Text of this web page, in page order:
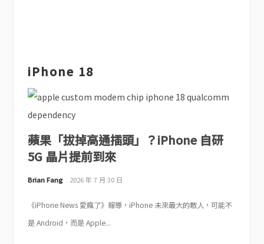
iPhone 18
蘋果「拔掉高通插頭」？iPhone 自研
5G 晶片提前到來
Brian Fang 2026 年 7 月 30 日
《iPhone News 愛瘋了》報導，iPhone 未來最大的敵人，可能不
是 Android，而是 Apple...